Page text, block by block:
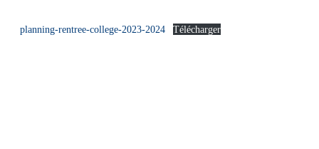
planning-rentree-college-2023-2024 Télécharger